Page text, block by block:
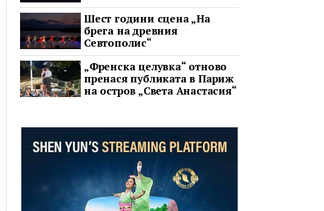
Шест години сцена „На
брега на древния
Севтополис“
„Френска целувка“ отново
пренася публиката в Париж
на остров „Света Анастасия“